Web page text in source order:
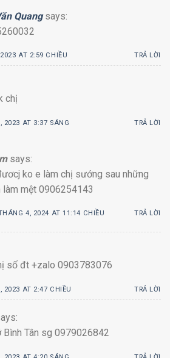
Quang says:
AT 2:59 CHIỀU TRẢ LỜI
chị
2023 AT 3:37 SÁNG TRẢ LỜI
says:
ko e làm chị sướng sau những
làm mệt 0906254143
4, 2024 AT 11:14 CHIỀU TRẢ LỜI
số đt +zalo 0903783076
2023 AT 2:47 CHIỀU TRẢ LỜI
Bình Tân sg 0979026842